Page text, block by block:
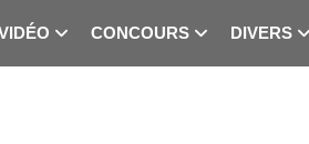
CONCOURS DIVERS